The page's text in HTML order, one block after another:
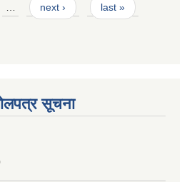
next › last »
सूचना